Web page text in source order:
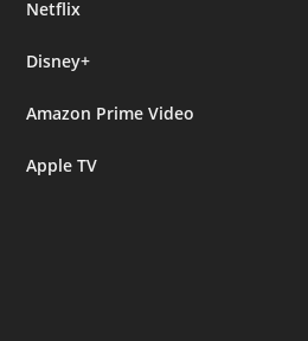
Netflix
Disney+
Amazon Prime Video
Apple TV